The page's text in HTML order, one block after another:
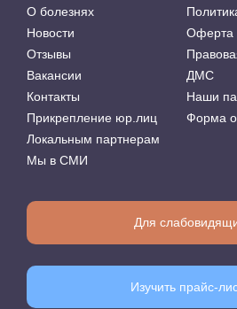
О болезнях
Новости
Отзывы
Вакансии
Контакты
Прикрепление юр.лиц
Локальным партнерам
Мы в СМИ
Оферта
ДМС
Наши
Форма
Для
Изучить прайс-